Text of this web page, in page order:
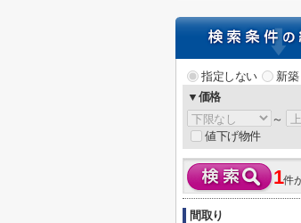
指定しない 新築
▼価格
～
値下げ物件
1件
間取り